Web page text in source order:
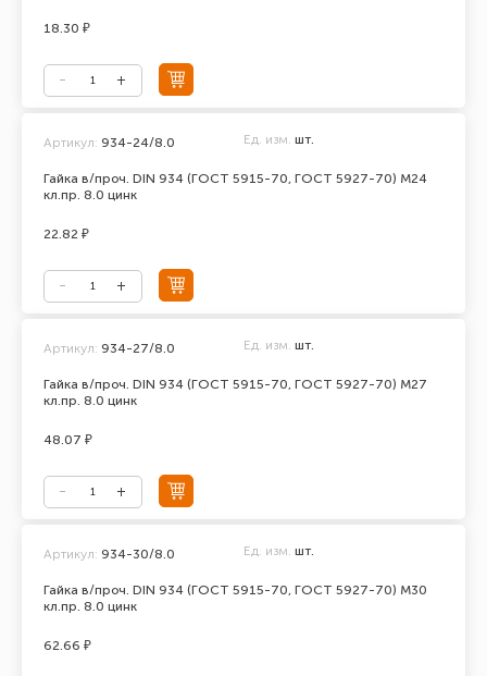
18.30 ₽
Гайка в/проч. DIN 934 (ГОСТ 5915-70, ГОСТ 5927-70) М24
кл.пр. 8.0 цинк
Артикул: 934-24/8.0 Ед. изм. шт.
22.82 ₽
Гайка в/проч. DIN 934 (ГОСТ 5915-70, ГОСТ 5927-70) М27
кл.пр. 8.0 цинк
Артикул: 934-27/8.0 Ед. изм. шт.
48.07 ₽
Гайка в/проч. DIN 934 (ГОСТ 5915-70, ГОСТ 5927-70) М30
кл.пр. 8.0 цинк
Артикул: 934-30/8.0 Ед. изм. шт.
62.66 ₽